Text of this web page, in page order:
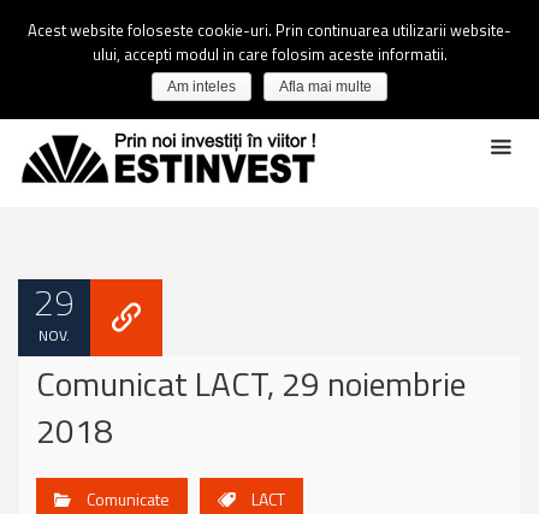
29
NOV.
Comunicat LACT, 29 noiembrie
2018
Comunicate LACT
Acest website foloseste cookie-uri. Prin continuarea utilizarii website-
ului, accepti modul in care folosim aceste informatii.
Am inteles Afla mai multe